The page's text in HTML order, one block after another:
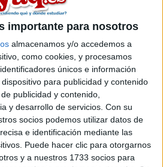
importante para nosotros
almacenamos y/o accedemos a
como cookies, y procesamos
únicos e información
para publicidad y contenido
publicidad y contenido,
y desarrollo de servicios. Con su
socios podemos utilizar datos de
e identificación mediante las
Puede hacer clic para otorgarnos
y a nuestros 1733 socios para
- un mundo